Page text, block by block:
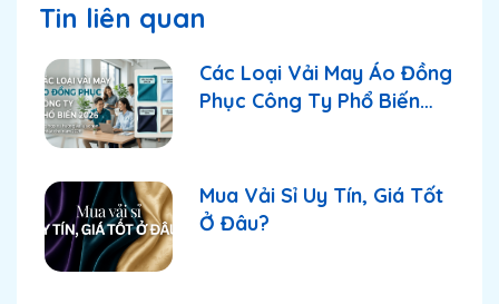
Tin liên quan
Các Loại Vải May Áo Đồng
Phục Công Ty Phổ Biến
Mua Vải Sỉ Uy Tín, Giá Tốt
Ở Đâu?